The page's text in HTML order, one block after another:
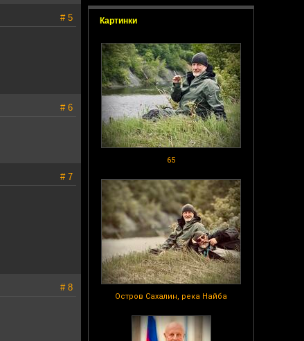
Картинки
65
Остров Сахалин, река Найба
# 5
# 6
# 7
# 8